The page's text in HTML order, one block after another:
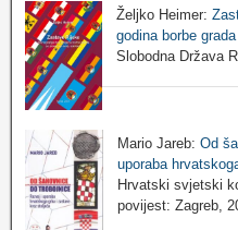
Željko Heimer:
godina borbe
Slobodna Država
Mario Jareb: Od
uporaba
Hrvatski svjetski
povijest: Zagreb,